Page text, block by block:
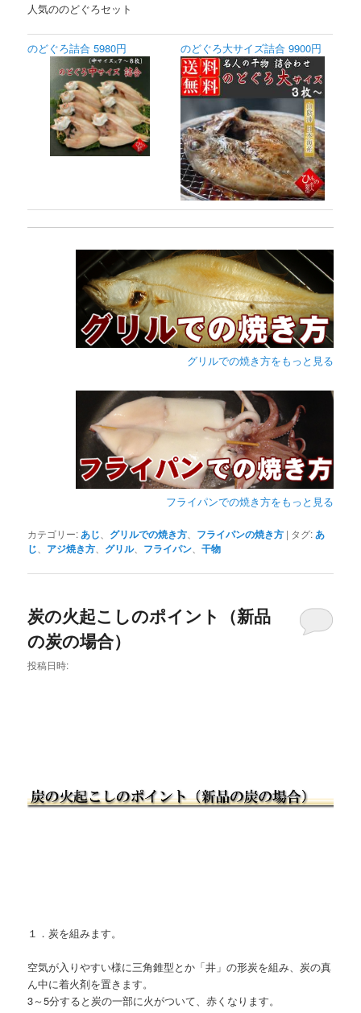
人気ののどぐろセット
のどぐろ詰合 5980円 のどぐろ大サイズ詰合 9900円
グリルでの焼き方をもっと見る
フライパンでの焼き方をもっと見る
カテゴリー:あじ グリルでの焼き方 フライパンの焼き方 | タグ:あ
じ
アジ焼き方 グリル、 フライパン 、干物
炭の火起こしのポイント（新品
の炭の場合）
投稿日時:
１．炭を組みます。
空気が入りやすい様に三角錐型とか「井」の形炭を組み、炭の真
ん中に着火剤を置きます。
3～5分すると炭の一部に火がついて、赤くなります。